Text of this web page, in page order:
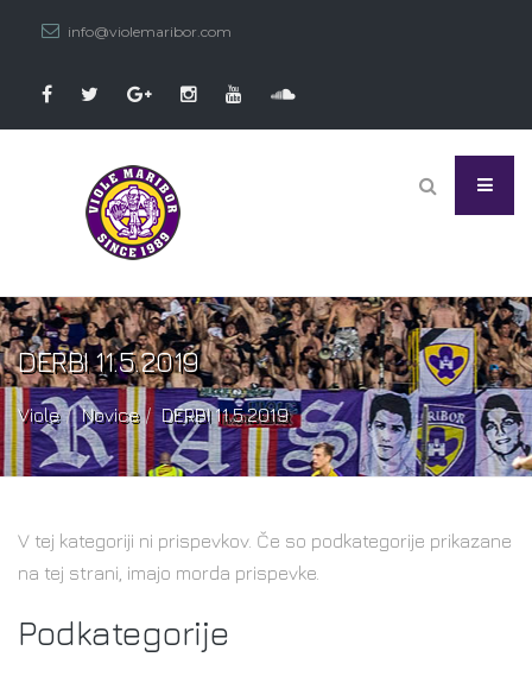
info@violemaribor.com
DERBI 11.5.2019
Viole Novice DERBI 11.5.2019
V tej kategoriji ni prispevkov. Če so podkategorije prikazane
na tej strani, imajo morda prispevke.
Podkategorije